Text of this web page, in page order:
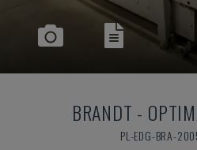
BRANDT -
PL-EDG-BRA-